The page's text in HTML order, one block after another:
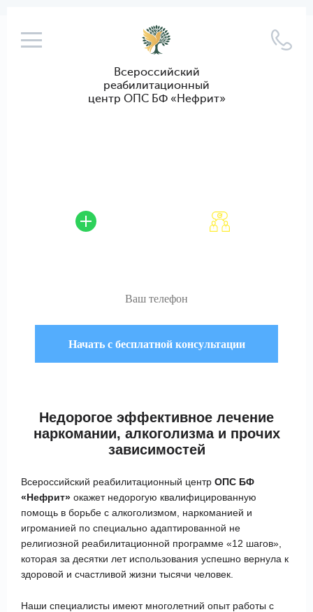
Всероссийский
реабилитационный
центр ОПС БФ «Нефрит»
Недорогое эффективное лечение
наркомании, алкоголизма и прочих
зависимостей
Всероссийский реабилитационный центр ОПС БФ
«Нефрит» окажет недорогую квалифицированную
помощь в борьбе с алкоголизмом, наркоманией и
игроманией по специально адаптированной не
религиозной реабилитационной программе «12 шагов»,
которая за десятки лет использования успешно вернула к
здоровой и счастливой жизни тысячи человек.
Наши специалисты имеют многолетний опыт работы с